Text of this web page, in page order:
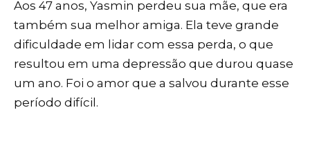
Aos 47 anos, Yasmin perdeu sua mãe, que era
também sua melhor amiga. Ela teve grande
dificuldade em lidar com essa perda, o que
resultou em uma depressão que durou quase
um ano. Foi o amor que a salvou durante esse
período difícil.